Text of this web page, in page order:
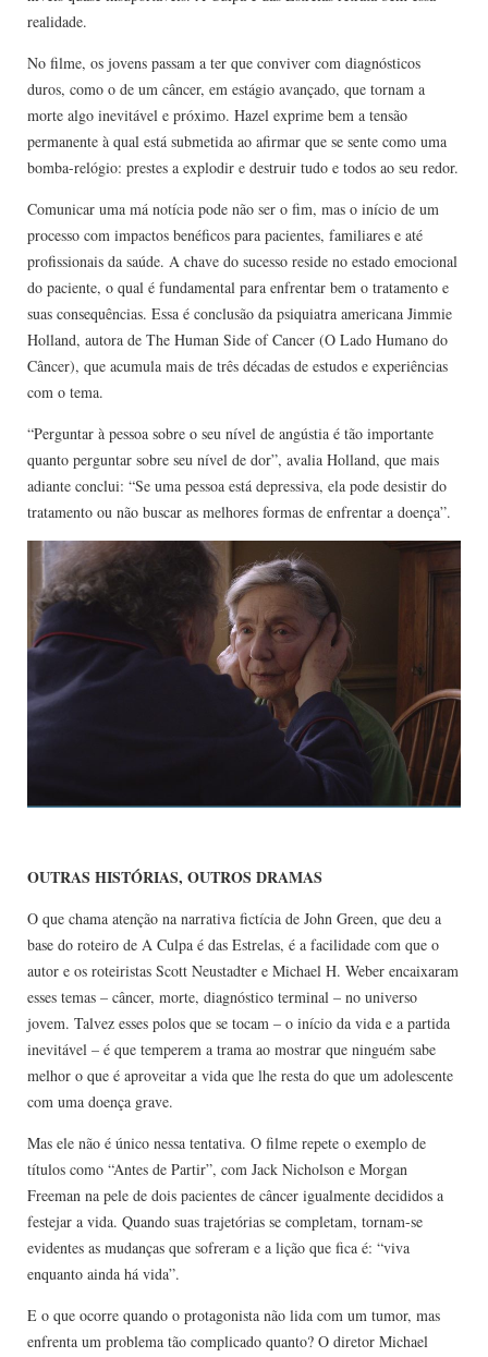
realidade.
No filme, os jovens passam a ter que conviver com diagnósticos
duros, como o de um câncer, em estágio avançado, que tornam a
morte algo inevitável e próximo. Hazel exprime bem a tensão
permanente à qual está submetida ao afirmar que se sente como uma
bomba-relógio: prestes a explodir e destruir tudo e todos ao seu redor.
Comunicar uma má notícia pode não ser o fim, mas o início de um
processo com impactos benéficos para pacientes, familiares e até
profissionais da saúde. A chave do sucesso reside no estado emocional
do paciente, o qual é fundamental para enfrentar bem o tratamento e
suas consequências. Essa é conclusão da psiquiatra americana Jimmie
Holland, autora de The Human Side of Cancer (O Lado Humano do
Câncer), que acumula mais de três décadas de estudos e experiências
com o tema.
“Perguntar à pessoa sobre o seu nível de angústia é tão importante
quanto perguntar sobre seu nível de dor”, avalia Holland, que mais
adiante conclui: “Se uma pessoa está depressiva, ela pode desistir do
tratamento ou não buscar as melhores formas de enfrentar a doença”.
OUTRAS HISTÓRIAS, OUTROS DRAMAS
O que chama atenção na narrativa fictícia de John Green, que deu a
base do roteiro de A Culpa é das Estrelas, é a facilidade com que o
autor e os roteiristas Scott Neustadter e Michael H. Weber encaixaram
esses temas – câncer, morte, diagnóstico terminal – no universo
jovem. Talvez esses polos que se tocam – o início da vida e a partida
inevitável – é que temperem a trama ao mostrar que ninguém sabe
melhor o que é aproveitar a vida que lhe resta do que um adolescente
com uma doença grave.
Mas ele não é único nessa tentativa. O filme repete o exemplo de
títulos como “Antes de Partir”, com Jack Nicholson e Morgan
Freeman na pele de dois pacientes de câncer igualmente decididos a
festejar a vida. Quando suas trajetórias se completam, tornam-se
evidentes as mudanças que sofreram e a lição que fica é: “viva
enquanto ainda há vida”.
E o que ocorre quando o protagonista não lida com um tumor, mas
enfrenta um problema tão complicado quanto? O diretor Michael